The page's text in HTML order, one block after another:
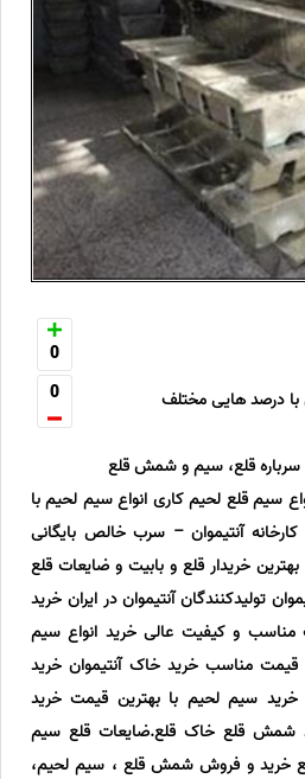
0
0
درصد هایی مختلف
سرباره قلع، سیم و شمش قلع
سیم قلع لحیم کاری انواع سیم لحیم با
آنتیموان – سرب خالص بایگانی
خریدار قلع و بابیت و ضایعات قلع
تولیدکنندگان آنتیموان در ایران خرید
مناسب و کیفیت عالی خرید انواع سیم
مناسب خرید خاک آنتیموان خرید
خرید سیم لحیم با بهترین قیمت خرید
شمش قلع خاک قلع.ضایعات قلع سیم
خرید و فروش شمش قلع ، سیم لحیم،